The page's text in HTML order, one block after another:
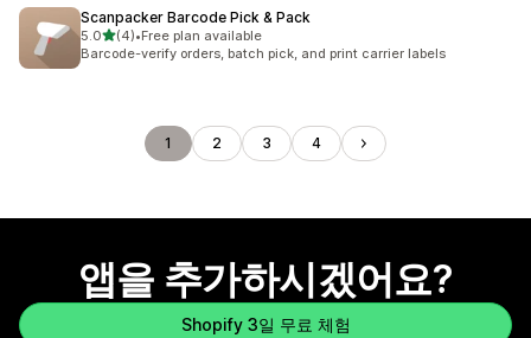
Scanpacker Barcode Pick & Pack
5.0별 5개 중
(4)
총 리뷰 4개
•Free plan available
Barcode-verify orders, batch pick, and print carrier labels
1 2 3 4
앱을 추가하시겠어요?
Shopify 3일 무료 체험